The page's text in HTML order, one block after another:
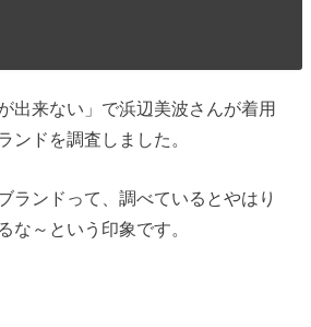
出来ない」で浜辺美波さんが着用
ンドを調査しました。
ランドって、調べているとやはり
な～という印象です。